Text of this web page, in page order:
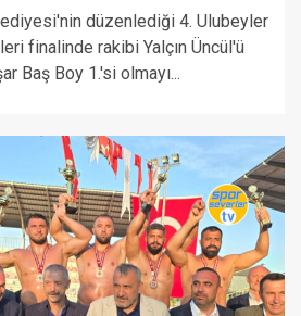
düzenlediği 4. Ulubeyler
finalinde rakibi Yalçın Üncül'ü
Baş Boy 1.'si olmayı...